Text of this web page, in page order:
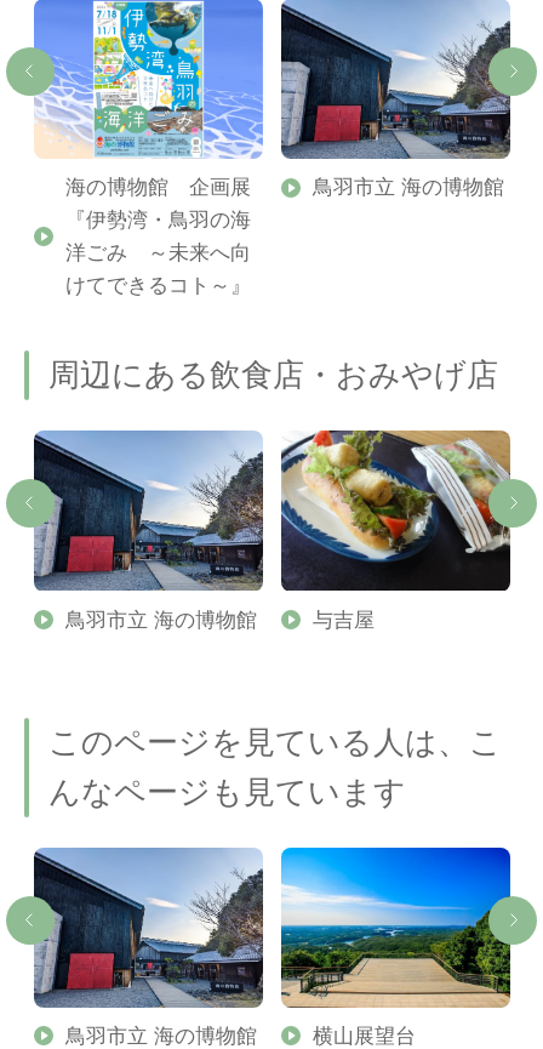
海の博物館 企画展
『伊勢湾・鳥羽の海
洋ごみ ～未来へ向
けてできるコト～』
鳥羽市立 海の博物館
周辺にある飲食店・おみやげ店
鳥羽市立 海の博物館 与吉屋
このページを見ている人は、こ
んなページも見ています
鳥羽市立 海の博物館 横山展望台